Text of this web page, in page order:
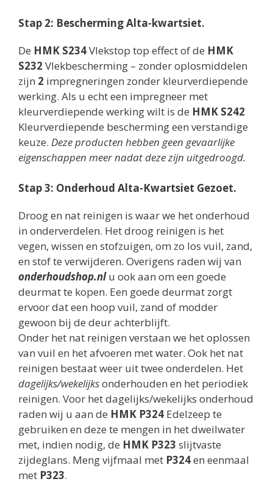
Stap 2: Bescherming Alta-kwartsiet.
De HMK S234Vlekstop top effect of de HMK
S232 Vlekbescherming – zonder oplosmiddelen
zijn 2 impregneringen zonder kleurverdiepende
werking. Als u echt een impregneer met
kleurverdiepende werking wilt is de HMK S242
Kleurverdiepende bescherming een verstandige
keuze. Deze producten hebben geen gevaarlijke
eigenschappen meer nadat deze zijn uitgedroogd.
Stap 3: Onderhoud Alta-Kwartsiet Gezoet.
Droog en nat reinigen is waar we het onderhoud
in onderverdelen. Het droog reinigen is het
vegen, wissen en stofzuigen, om zo los vuil, zand,
en stof te verwijderen. Overigens raden wij van
onderhoudshop.nlu ook aan om een goede
deurmat te kopen. Een goede deurmat zorgt
ervoor dat een hoop vuil, zand of modder
gewoon bij de deur achterblijft.
Onder het nat reinigen verstaan we het oplossen
van vuil en het afvoeren met water. Ook het nat
reinigen bestaat weer uit twee onderdelen. Het
dagelijks/wekelijksonderhouden en het periodiek
reinigen. Voor het dagelijks/wekelijks onderhoud
raden wij u aan de HMK P324 Edelzeep te
gebruiken en deze te mengen in het dweilwater
met, indien nodig, de HMK P323 slijtvaste
zijdeglans. Meng vijfmaal met P324en eenmaal
met P323.